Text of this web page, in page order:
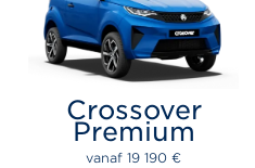
Crossover
Premium
vanaf 19 190 €